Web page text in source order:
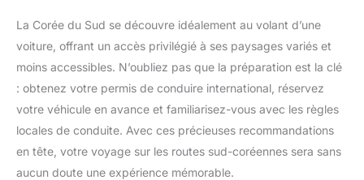
La Corée du Sud se découvre idéalement au volant d’une
voiture, offrant un accès privilégié à ses paysages variés et
moins accessibles. N’oubliez pas que la préparation est la clé
: obtenez votre permis de conduire international, réservez
votre véhicule en avance et familiarisez-vous avec les règles
locales de conduite. Avec ces précieuses recommandations
en tête, votre voyage sur les routes sud-coréennes sera sans
aucun doute une expérience mémorable.